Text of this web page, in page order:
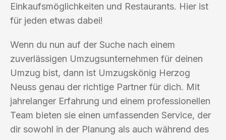
Einkaufsmöglichkeiten und Restaurants. Hier ist
für jeden etwas dabei!
Wenn du nun auf der Suche nach einem
zuverlässigen Umzugsunternehmen für deinen
Umzug bist, dann ist Umzugskönig Herzog
Neuss genau der richtige Partner für dich. Mit
jahrelanger Erfahrung und einem professionellen
Team bieten sie einen umfassenden Service, der
dir sowohl in der Planung als auch während des